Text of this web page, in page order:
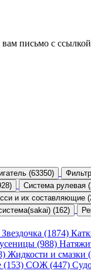
письмо с ссылкой
(63350)
Система рулевая
и их составляющие
(162)
Звездочка (1874)
(988)
Жидкости и смазки
(153) СОЖ (447)